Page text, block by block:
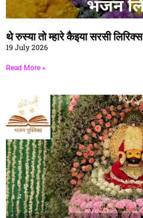
थे रुस्या तो म्हारे कैइया सरसी लिरिक्स
19 July 2026
Read More »